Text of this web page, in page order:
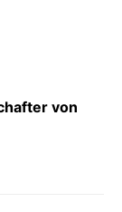
von